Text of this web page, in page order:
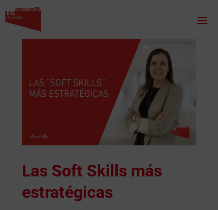
Las Soft Skills más
estratégicas